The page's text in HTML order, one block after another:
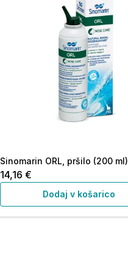
Sinomarin ORL, pršilo (200 ml)
14,16 €
Dodaj v košarico